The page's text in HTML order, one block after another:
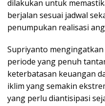
dilakukan untuk
berjalan sesuai jadwal
penumpukan realisasi
Supriyanto
periode yang penuh
keterbatasan keuangan
iklim yang semakin
yang perlu diantisipasi